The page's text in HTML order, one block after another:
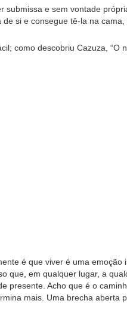
submissa e sem vontade
si e consegue tê-la na cama,
como descobriu Cazuza, “O
é que viver é uma
que, em qualquer lugar, a
presente. Acho que é o
mais. Uma brecha aberta